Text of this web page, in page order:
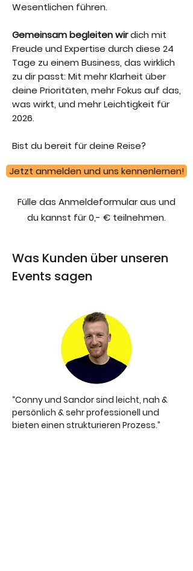
Wesentlichen führen.
Gemeinsam begleiten wirdich mit
Freude und Expertise durch diese 24
Tage zu einem Business, das wirklich
zu dir passt: Mit mehr Klarheit über
deine Prioritäten, mehr Fokus auf das,
was wirkt, und mehr Leichtigkeit für
2026.
Bist du bereit für deine Reise?
Jetzt anmelden und uns kennenlernen!
Fülle das Anmeldeformular aus und
du kannst für 0,- € teilnehmen.
Was Kunden über unseren
Events sagen
“Conny und Sandor sind leicht, nah &
persönlich & sehr professionell und
bieten einen strukturieren Prozess.”